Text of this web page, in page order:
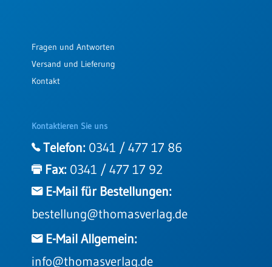
Fragen und Antworten
Versand und Lieferung
Kontakt
Kontaktieren Sie uns
Telefon: 0341 / 477 17 86
Fax: 0341 / 477 17 92
E-Mail für Bestellungen:
bestellung@thomasverlag.de
E-Mail Allgemein:
info@thomasverlag.de